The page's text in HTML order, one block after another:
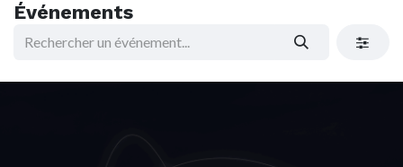
Événements